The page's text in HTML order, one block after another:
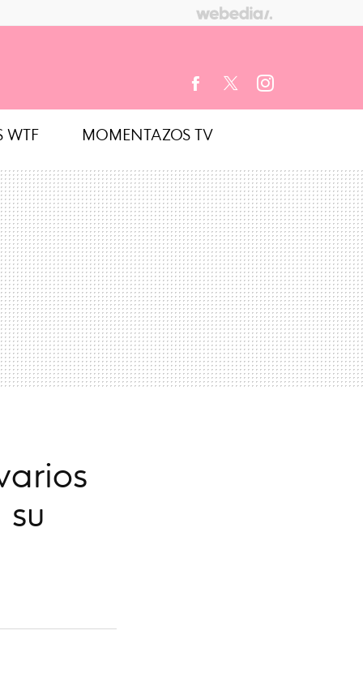
WTF MOMENTAZOS TV